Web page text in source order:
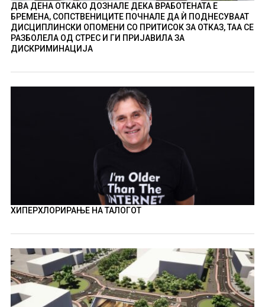
ДВА ДЕНА ОТКАКО ДОЗНАЛЕ ДЕКА ВРАБОТЕНАТА Е
БРЕМЕНА, СОПСТВЕНИЦИТЕ ПОЧНАЛЕ ДА Ѝ ПОДНЕСУВААТ
ДИСЦИПЛИНСКИ ОПОМЕНИ СО ПРИТИСОК ЗА ОТКАЗ, ТАА СЕ
РАЗБОЛЕЛА ОД СТРЕС И ГИ ПРИЈАВИЛА ЗА
ДИСКРИМИНАЦИЈА
ХИПЕРХЛОРИРАЊЕ НА ТАЛОГОТ